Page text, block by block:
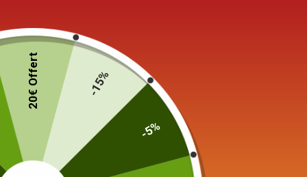
Mug Made in Japan
Grès 240ml
20€ Offert -15%
-5%